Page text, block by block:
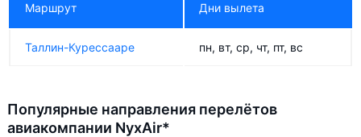
Маршрут Дни вылета
Таллин-Курессааре пн, вт, ср, чт, пт, вс
Популярные направления перелётов
авиакомпании NyxAir*